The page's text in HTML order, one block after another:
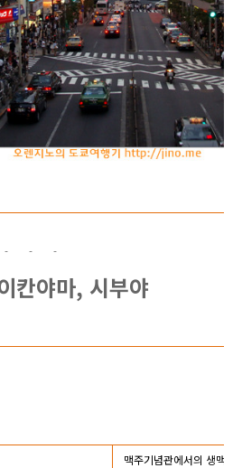
칸야마, 시부야
맥주기념관에서의 생맥